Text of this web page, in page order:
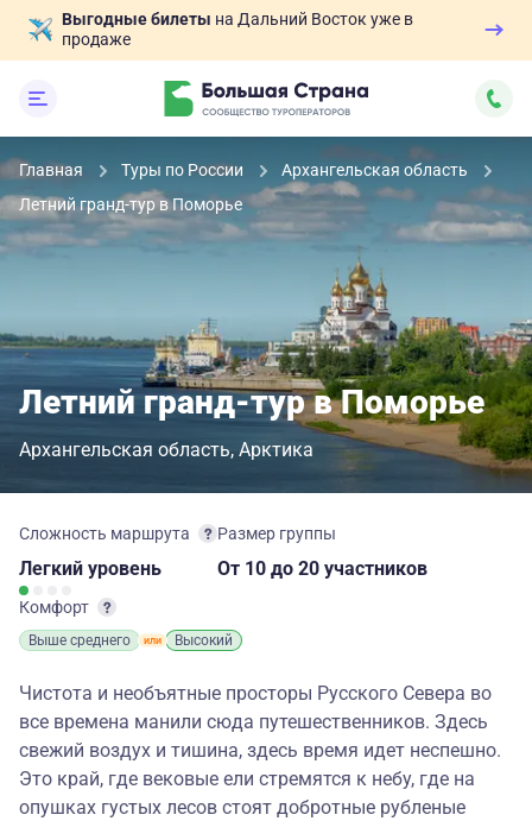
Выгодные билеты на Дальний Восток уже в
продаже
Главная Туры по России
Архангельская область
Летний гранд-тур в Поморье
Летний гранд-тур в Поморье
Архангельская область Арктика
Сложность маршрута
Легкий уровень
Комфорт
Выше среднего Высокий
Размер группы
От 10 до 20 участников
Чистота и необъятные просторы Русского Севера во
все времена манили сюда путешественников. Здесь
свежий воздух и тишина, здесь время идет неспешно.
Это край, где вековые ели стремятся к небу, где на
опушках густых лесов стоят добротные рубленые